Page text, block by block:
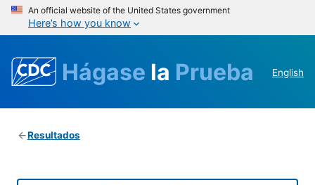
An official website of the United States government
Here’s how you know
Hágase la Prueba English
Resultados